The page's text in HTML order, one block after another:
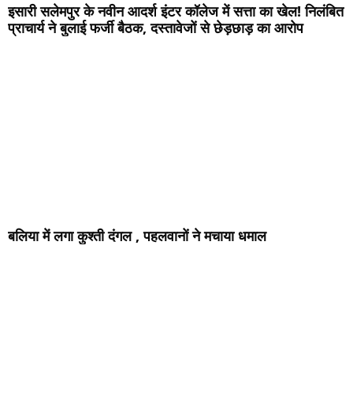
इसारी सलेमपुर के नवीन आदर्श इंटर कॉलेज में सत्ता का खेल! निलंबित
प्राचार्य ने बुलाई फर्जी बैठक, दस्तावेजों से छेड़छाड़ का आरोप
बलिया में लगा कुश्ती दंगल , पहलवानों ने मचाया धमाल